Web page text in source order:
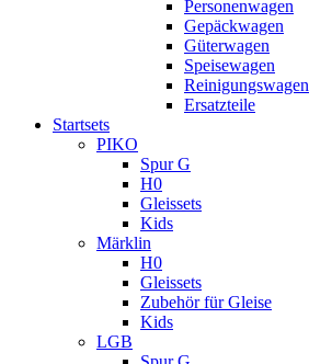
Personenwagen
Gepäckwagen
Güterwagen
Speisewagen
Reinigungswagen
Ersatzteile
Startsets
PIKO
Spur G
H0
Gleissets
Kids
Märklin
H0
Gleissets
Zubehör für Gleise
Kids
LGB